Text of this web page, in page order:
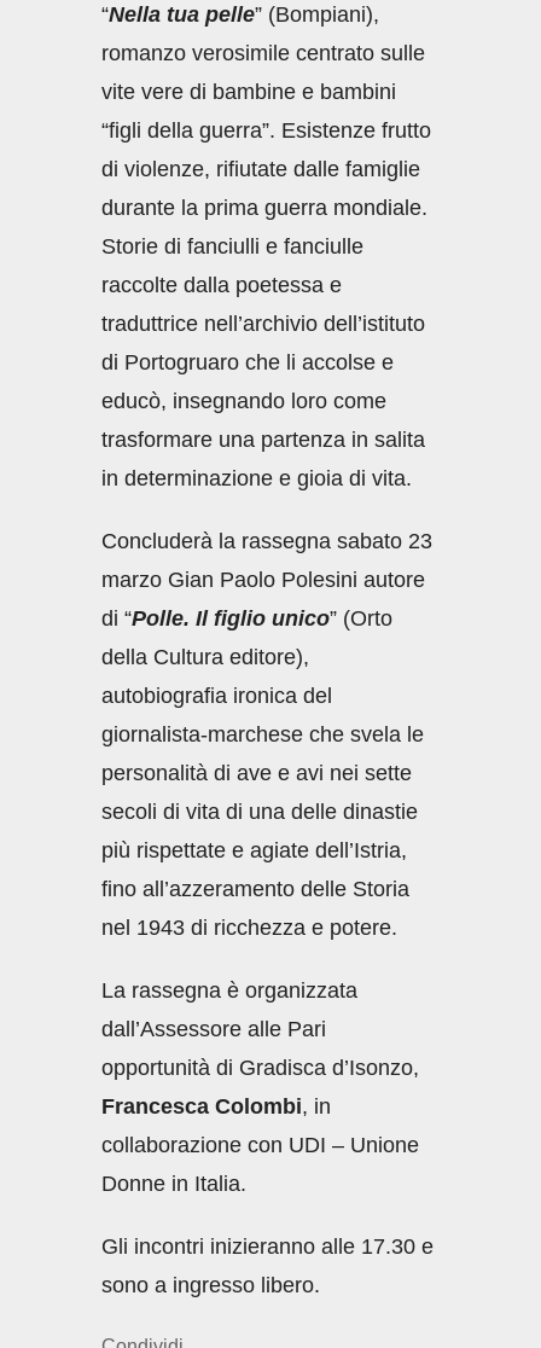
“Nella tua pelle” (Bompiani),
romanzo verosimile centrato sulle
vite vere di bambine e bambini
“figli della guerra”. Esistenze frutto
di violenze, rifiutate dalle famiglie
durante la prima guerra mondiale.
Storie di fanciulli e fanciulle
raccolte dalla poetessa e
traduttrice nell’archivio dell’istituto
di Portogruaro che li accolse e
educò, insegnando loro come
trasformare una partenza in salita
in determinazione e gioia di vita.
Concluderà la rassegna sabato 23
marzo Gian Paolo Polesini autore
di “Polle. Il figlio unico” (Orto
della Cultura editore),
autobiografia ironica del
giornalista-marchese che svela le
personalità di ave e avi nei sette
secoli di vita di una delle dinastie
più rispettate e agiate dell’Istria,
fino all’azzeramento delle Storia
nel 1943 di ricchezza e potere.
La rassegna è organizzata
dall’Assessore alle Pari
opportunità di Gradisca d’Isonzo,
Francesca Colombi, in
collaborazione con UDI – Unione
Donne in Italia.
Gli incontri inizieranno alle 17.30 e
sono a ingresso libero.